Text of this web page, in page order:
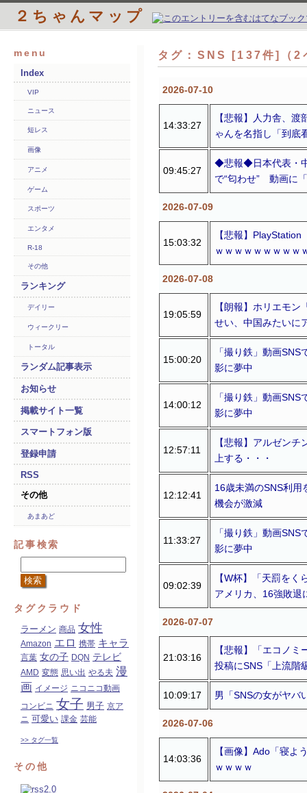
２ちゃんマップ
menu
Index
VIP
ニュース
短レス
画像
アニメ
ゲーム
スポーツ
エンタメ
R-18
その他
ランキング
デイリー
ウィークリー
トータル
ランダム記事表示
お知らせ
掲載サイト一覧
スマートフォン版
登録申請
RSS
その他
あまあど
記事検索
タグクラウド
ラーメン 商品 女性
Amazon エロ 携帯 キャラ
言葉 女の子 DQN テレビ
AMD 変態 思い出 やる夫 漫
画 イメージ ニコニコ動画
コンビニ 女子 男子 京ア
ニ 可愛い 課金 芸能
>> タグ一覧
その他
タグ：SNS [137件]（2
2026-07-10
14:33:27
【悲報】人力舎、
ゃんを名指し「到底
09:45:27
◆悲報◆日本代表・
で“匂わせ” 動画に
2026-07-09
15:03:32
【悲報】
ｗｗｗｗｗｗｗｗｗ
2026-07-08
19:05:59
【朗報】ホリエモ
せい、中国みたいに
15:00:20
「撮り鉄」動画
影に夢中
14:00:12
「撮り鉄」動画
影に夢中
12:57:11
【悲報】アルゼン
上する・・・
12:12:41
16歳未満のSNS利用
機会が激減
11:33:27
「撮り鉄」動画
影に夢中
09:02:39
【W杯】「天罰を
アメリカ、16強敗退
2026-07-07
21:03:16
【悲報】「エコノ
投稿にSNS「上流階
10:09:17 男「SNSの女がヤバ
2026-07-06
14:03:36
【画像】Ado「寝よ
ｗｗｗｗ